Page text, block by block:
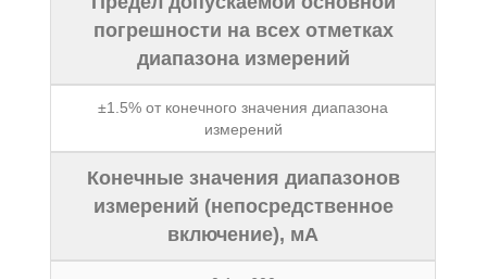
погрешности на всех отметках
диапазона измерений
±1.5% от конечного значения диапазона
измерений
Конечные значения диапазонов
измерений (непосредственное
включение), мА